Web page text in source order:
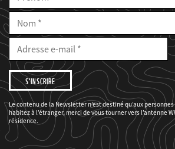
Nom
E-
Mail
Adresse
mail
Je
souhaite
être
informé(e)
des
projets
du
WWF.
Le contenu de la Newsletter n’est destiné qu’aux
habitez à l’étranger, merci de vous tourner vers l’antenne
résidence.